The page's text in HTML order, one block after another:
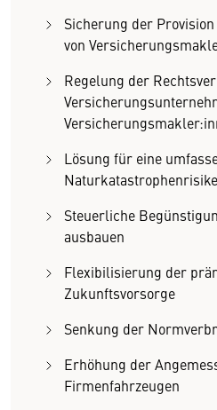
Sicherung der
von
Regelung der
Lösung für eine
Steuerliche
ausbauen
Flexibilisierung der
Zukunftsvorsorge
Senkung der
Erhöhung der
Firmenfahrzeugen